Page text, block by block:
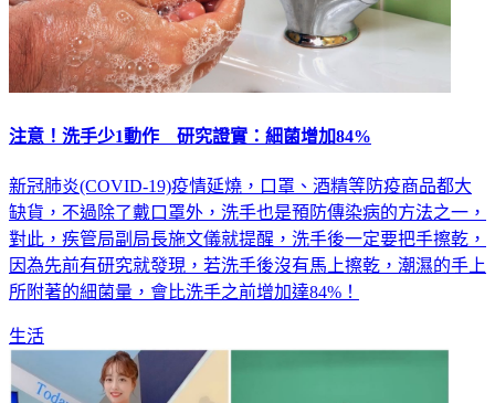
注意！洗手少1動作 研究證實：細菌增加84%
新冠肺炎(COVID-19)疫情延燒，口罩、酒精等防疫商品都大
缺貨，不過除了戴口罩外，洗手也是預防傳染病的方法之一，
對此，疾管局副局長施文儀就提醒，洗手後一定要把手擦乾，
因為先前有研究就發現，若洗手後沒有馬上擦乾，潮濕的手上
所附著的細菌量，會比洗手之前增加達84%！
生活